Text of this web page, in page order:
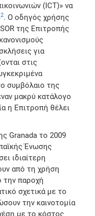
(ICT)» να
2. Ο οδηγός χρήσης
της Επιτροπής
για
στις
συμβόλαιο της
μακρύ κατάλογο
η Επιτροπή θέλει
Granada το 2009
Ένωσης
ιδιαίτερη
από τη χρήση
την παροχή
σχετικά με το
την καινοτομία
με το κόστος